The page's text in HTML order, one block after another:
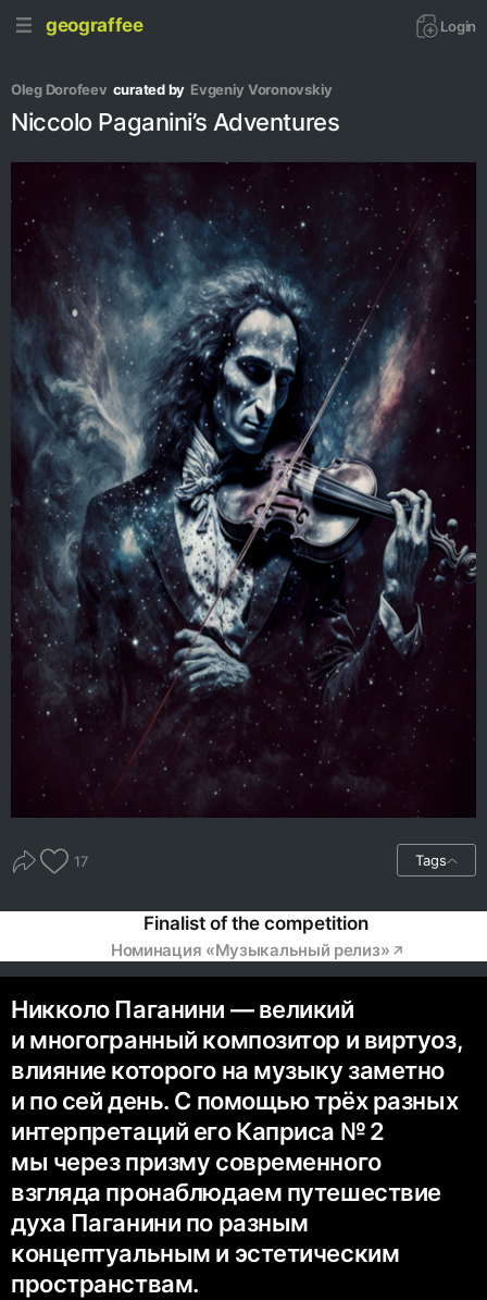
geograffee Login
Oleg Dorofeev curated by Evgeniy Voronovskiy
Niccolo Paganini’s Adventures
17 Tags
Finalist of the competition
Номинация «Музыкальный релиз»
Никколо Паганини — великий
и многогранный композитор и виртуоз,
влияние которого на музыку заметно
и по сей день. С помощью трёх разных
интерпретаций его Каприса № 2
мы через призму современного
взгляда пронаблюдаем путешествие
духа Паганини по разным
концептуальным и эстетическим
пространствам.